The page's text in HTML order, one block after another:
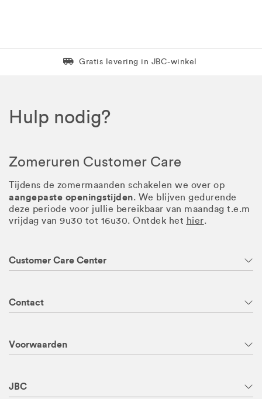
Levering in 1 pakket
Gratis levering in JBC-winkel
Hulp nodig?
Zomeruren Customer Care
Tijdens de zomermaanden schakelen we over op
aangepaste openingstijden. We blijven gedurende
deze periode voor jullie bereikbaar van maandag t.e.m
vrijdag van 9u30 tot 16u30. Ontdek het hier.
Customer Care Center
Contact
Voorwaarden
JBC